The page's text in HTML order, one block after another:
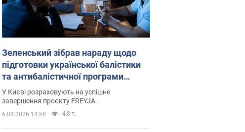
Зеленський зібрав нараду щодо
підготовки української балістики
та антибалістичної програми
FREYJA: які рішення готуються
У Києві розраховують на успішне
завершення проєкту FREYJA
6.08.2026 14:58 4,8 т.